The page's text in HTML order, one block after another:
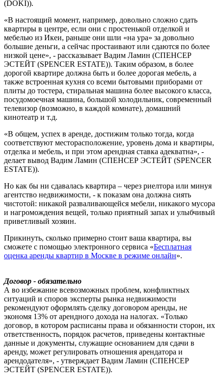
(DOKI)).
«В настоящий момент, например, довольно сложно сдать
квартиры в центре, если они с простенькой отделкой и
мебелью из Икеи, раньше они шли «на ура» за довольно
большие деньги, а сейчас простаивают или сдаются по более
низкой цене», - рассказывает Вадим Ламин (СПЕНСЕР
ЭСТЕЙТ (SPENCER ESTATE)). Таким образом, в более
дорогой квартире должна быть и более дорогая мебель, а
также встроенная кухня со всеми бытовыми приборами от
плиты до тостера, стиральная машина более высокого класса,
посудомоечная машина, большой холодильник, современный
телевизор (возможно, в каждой комнате), домашний
кинотеатр и т.д.
«В общем, успех в аренде, достижим только тогда, когда
соответствуют месторасположение, уровень дома и квартиры,
отделка и мебель, и при этом арендная ставка адекватна», -
делает вывод Вадим Ламин (СПЕНСЕР ЭСТЕЙТ (SPENCER
ESTATE)).
Но как бы ни сдавалась квартира – через риелтора или минуя
агентство недвижимости, - к показам она должна сиять
чистотой: никакой разваливающейся мебели, никакого мусора
и нагромождения вещей, только приятный запах и улыбчивый
приветливый хозяин.
Прикинуть, сколько примерно стоит ваша квартира, вы
сможете с помощью электронного сервиса «Бесплатная
оценка аренды квартир в Москве в режиме онлайн».
Договор - обязательно
А во избежание всевозможных проблем, конфликтных
ситуаций и споров эксперты рынка недвижимости
рекомендуют оформлять сделку договором аренды, не
экономя 13% от арендного дохода на налогах. «Только
договор, в котором расписаны права и обязанности сторон, их
ответственность, порядок расчетов, приведены контактные
данные и документы, служащие основанием для сдачи в
аренду, может регулировать отношения арендатора и
арендодателя», - утверждает Вадим Ламин (СПЕНСЕР
ЭСТЕЙТ (SPENCER ESTATE)).